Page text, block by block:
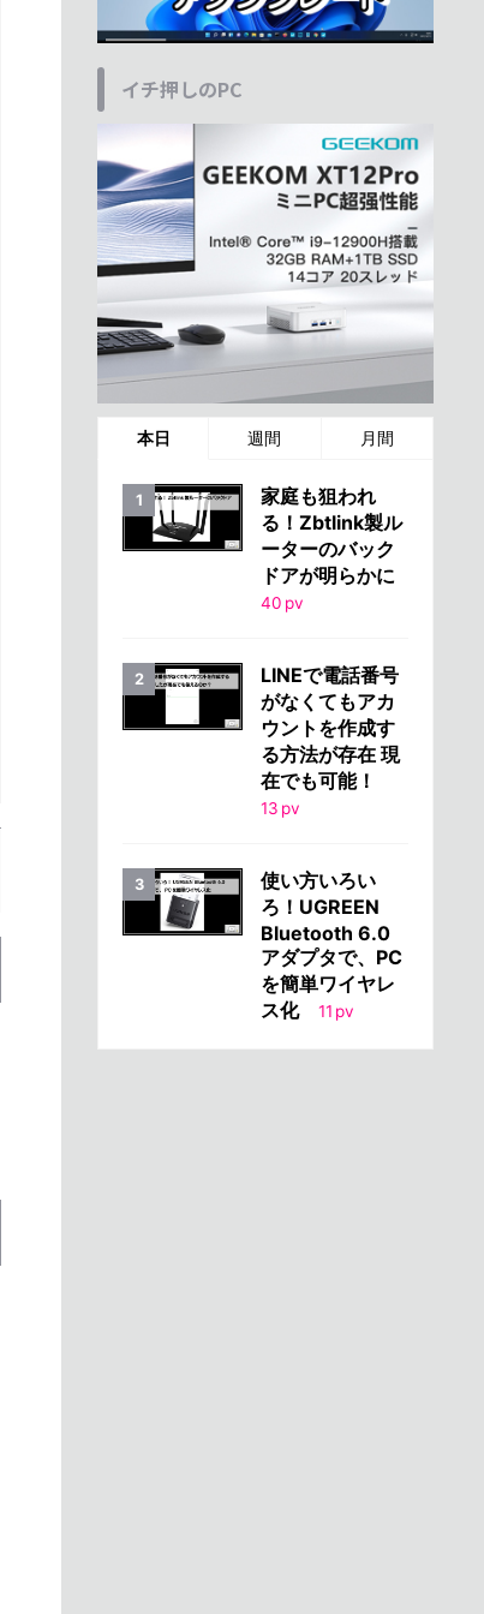
イチ押しのPC
本日 週間 月間
家庭も狙われ
る！Zbtlink製ル
ーターのバック
ドアが明らかに
40 pv
LINEで電話番号
がなくてもアカ
ウントを作成す
る方法が存在 現
在でも可能！
13 pv
使い方いろい
ろ！UGREEN
Bluetooth 6.0
アダプタで、PC
を簡単ワイヤレ
ス化
11 pv